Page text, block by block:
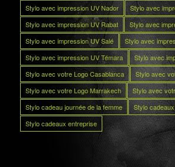
Stylo avec impression UV Nador
Stylo avec
Stylo avec impression UV Rabat
Stylo avec
Stylo avec impression UV Salé
Stylo avec
Stylo avec impression UV Témara
Stylo avec
Stylo avec votre Logo Casablanca
Stylo avec
Stylo avec votre Logo Marrakech
Stylo avec
Stylo cadeau journée de la femme
Stylo
Stylo cadeaux entreprise